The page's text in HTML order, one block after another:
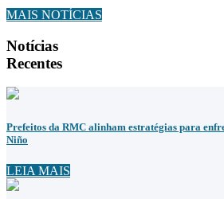
MAIS NOTÍCIAS
Notícias
Recentes
Prefeitos da RMC alinham estratégias para
Niño
LEIA MAIS